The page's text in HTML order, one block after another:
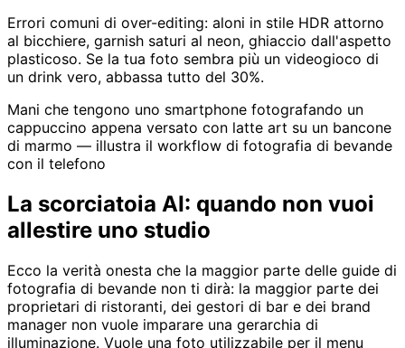
Errori comuni di over-editing: aloni in stile HDR attorno
al bicchiere, garnish saturi al neon, ghiaccio dall'aspetto
plasticoso. Se la tua foto sembra più un videogioco di
un drink vero, abbassa tutto del 30%.
Mani che tengono uno smartphone fotografando un
cappuccino appena versato con latte art su un bancone
di marmo — illustra il workflow di fotografia di bevande
con il telefono
La scorciatoia AI: quando non vuoi
allestire uno studio
Ecco la verità onesta che la maggior parte delle guide di
fotografia di bevande non ti dirà: la maggior parte dei
proprietari di ristoranti, dei gestori di bar e dei brand
manager non vuole imparare una gerarchia di
illuminazione. Vuole una foto utilizzabile per il menu